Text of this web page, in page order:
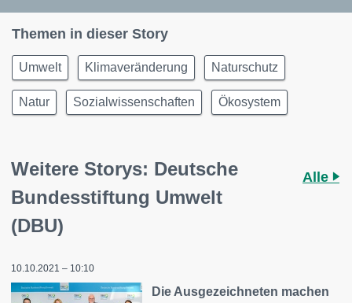
Themen in dieser Story
Umwelt Klimaveränderung Naturschutz
Natur Sozialwissenschaften Ökosystem
Weitere Storys: Deutsche
Bundesstiftung Umwelt
(DBU)
Alle
10.10.2021 – 10:10
Die Ausgezeichneten machen